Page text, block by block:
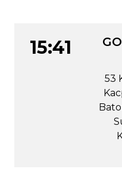
15:41
53